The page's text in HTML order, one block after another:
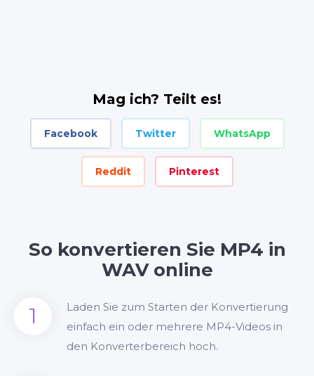
Mag ich? Teilt es!
Facebook Twitter WhatsApp
Reddit Pinterest
So konvertieren Sie MP4 in
WAV online
1
Laden Sie zum Starten der Konvertierung
einfach ein oder mehrere MP4-Videos in
den Konverterbereich hoch.